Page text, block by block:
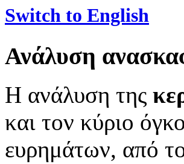
Switch to English
Ανάλυση
Η ανάλυση της
και τον κύριο
ευρημάτων, από